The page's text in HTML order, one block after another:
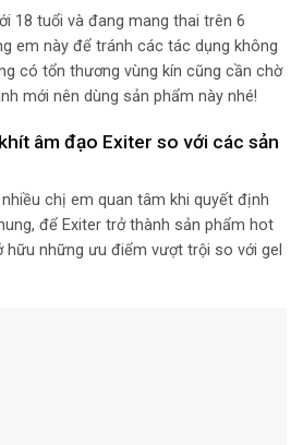
18 tuổi và đang mang thai trên 6
em này để tránh các tác dụng không
có tổn thương vùng kín cũng cần chờ
mới nên dùng sản phẩm này nhé!
âm đạo Exiter so với các sản
chị em quan tâm khi quyết định
để Exiter trở thành sản phẩm hot
những ưu điểm vượt trội so với gel